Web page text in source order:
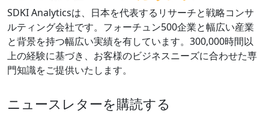
SDKI Analyticsは、日本を代表するリサーチと戦略コンサ
ルティング会社です。フォーチュン500企業と幅広い産業
と背景を持つ幅広い実績を有しています。300,000時間以
上の経験に基づき、お客様のビジネスニーズに合わせた専
門知識をご提供いたします。
ニュースレターを購読する